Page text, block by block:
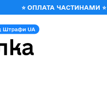
⭐ ОПЛАТА ЧАСТИНАМИ ⭐